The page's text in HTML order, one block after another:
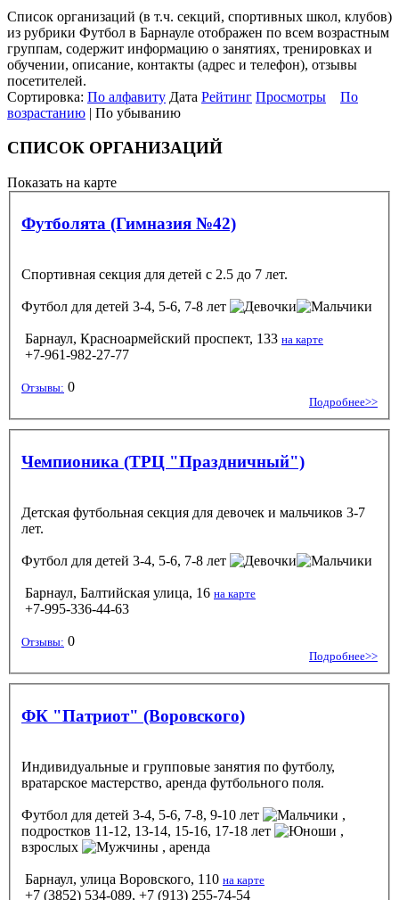
Список организаций (в т.ч. секций, спортивных школ, клубов)
из рубрики Футбол в Барнауле отображен по всем возрастным
группам, содержит информацию о занятиях, тренировках и
обучении, описание, контакты (адрес и телефон), отзывы
посетителей.
Сортировка: По алфавиту Дата Рейтинг Просмотры
По
возрастанию | По убыванию
СПИСОК ОРГАНИЗАЦИЙ
Показать на карте
Футболята (Гимназия №42)
Спортивная секция для детей с 2.5 до 7 лет.
Футбол для детей 3-4, 5-6, 7-8 лет
Барнаул, Красноармейский проспект, 133 на карте
+7-961-982-27-77
Отзывы: 0
Подробнее>>
Чемпионика (ТРЦ "Праздничный")
Детская футбольная секция для девочек и мальчиков 3-7
лет.
Футбол для детей 3-4, 5-6, 7-8 лет
Барнаул, Балтийская улица, 16 на карте
+7-995-336-44-63
Отзывы: 0
Подробнее>>
ФК "Патриот" (Воровского)
Индивидуальные и групповые занятия по футболу,
вратарское мастерство, аренда футбольного поля.
Футбол для детей 3-4, 5-6, 7-8, 9-10 лет
,
подростков 11-12, 13-14, 15-16, 17-18 лет
,
взрослых
, аренда
Барнаул, улица Воровского, 110 на карте
+7 (3852) 534-089, +7 (913) 255-74-54